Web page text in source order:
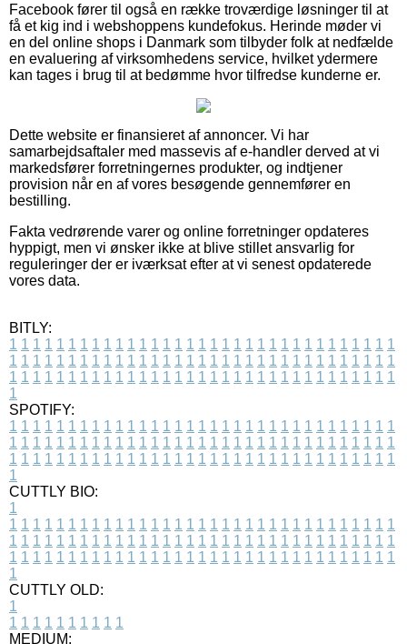
Facebook fører til også en række troværdige løsninger til at
få et kig ind i webshoppens kundefokus. Herinde møder vi
en del online shops i Danmark som tilbyder folk at nedfælde
en evaluering af virksomhedens service, hvilket ydermere
kan tages i brug til at bedømme hvor tilfredse kunderne er.
Dette website er finansieret af annoncer. Vi har
samarbejdsaftaler med massevis af e-handler derved at vi
markedsfører forretningernes produkter, og indtjener
provision når en af vores besøgende gennemfører en
bestilling.
Fakta vedrørende varer og online forretninger opdateres
hyppigt, men vi ønsker ikke at blive stillet ansvarlig for
reguleringer der er iværksat efter at vi senest opdaterede
vores data.
BITLY:
1 1 1 1 1 1 1 1 1 1 1 1 1 1 1 1 1 1 1 1 1 1 1 1 1 1 1 1 1 1 1 1 1
1 1 1 1 1 1 1 1 1 1 1 1 1 1 1 1 1 1 1 1 1 1 1 1 1 1 1 1 1 1 1 1 1
1 1 1 1 1 1 1 1 1 1 1 1 1 1 1 1 1 1 1 1 1 1 1 1 1 1 1 1 1 1 1 1 1
1
SPOTIFY:
1 1 1 1 1 1 1 1 1 1 1 1 1 1 1 1 1 1 1 1 1 1 1 1 1 1 1 1 1 1 1 1 1
1 1 1 1 1 1 1 1 1 1 1 1 1 1 1 1 1 1 1 1 1 1 1 1 1 1 1 1 1 1 1 1 1
1 1 1 1 1 1 1 1 1 1 1 1 1 1 1 1 1 1 1 1 1 1 1 1 1 1 1 1 1 1 1 1 1
1
CUTTLY BIO:
1
1 1 1 1 1 1 1 1 1 1 1 1 1 1 1 1 1 1 1 1 1 1 1 1 1 1 1 1 1 1 1 1 1
1 1 1 1 1 1 1 1 1 1 1 1 1 1 1 1 1 1 1 1 1 1 1 1 1 1 1 1 1 1 1 1 1
1 1 1 1 1 1 1 1 1 1 1 1 1 1 1 1 1 1 1 1 1 1 1 1 1 1 1 1 1 1 1 1 1
1
CUTTLY OLD:
1
1 1 1 1 1 1 1 1 1 1
MEDIUM: